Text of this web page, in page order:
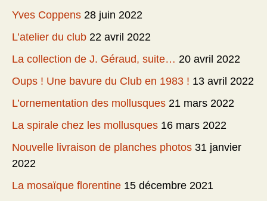
Yves Coppens 28 juin 2022
L’atelier du club 22 avril 2022
La collection de J. Géraud, suite… 20 avril 2022
Oups ! Une bavure du Club en 1983 ! 13 avril 2022
L’ornementation des mollusques 21 mars 2022
La spirale chez les mollusques 16 mars 2022
Nouvelle livraison de planches photos 31 janvier
2022
La mosaïque florentine 15 décembre 2021